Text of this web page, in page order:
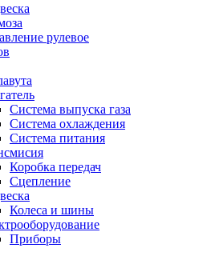
рулевое
Система выпуска газа
Система охлаждения
Система питания
Коробка передач
Сцепление
Колеса и шины
Приборы